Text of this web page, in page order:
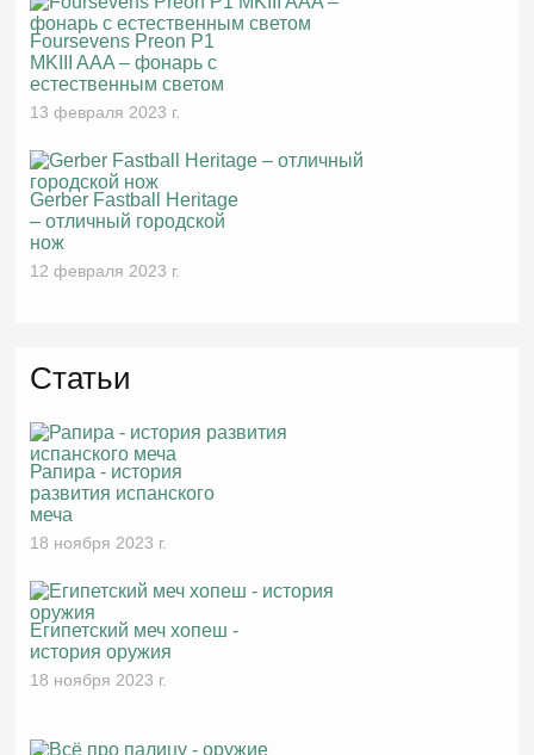
Foursevens Preon P1
MKIII AAA – фонарь с
естественным светом
13 февраля 2023 г.
Gerber Fastball Heritage
– отличный городской
нож
12 февраля 2023 г.
Статьи
Рапира - история
развития испанского
меча
18 ноября 2023 г.
Египетский меч хопеш -
история оружия
18 ноября 2023 г.